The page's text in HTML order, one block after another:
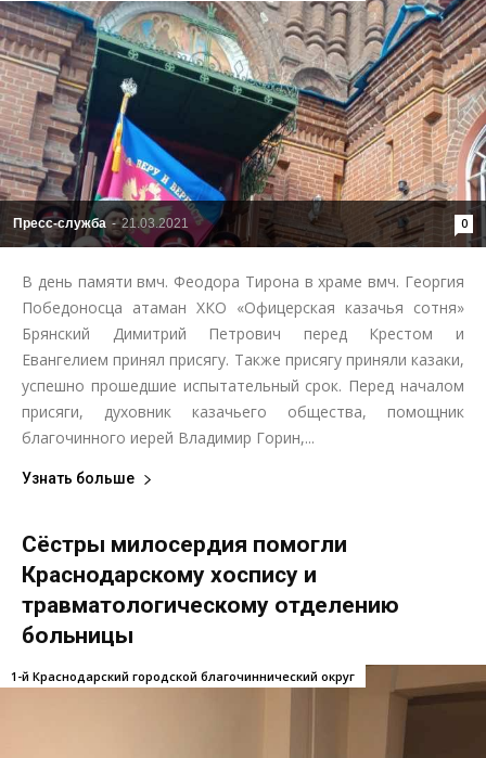
Пресс-служба - 21.03.2021 0
В день памяти вмч. Феодора Тирона в храме вмч. Георгия
Победоносца атаман ХКО «Офицерская казачья сотня»
Брянский Димитрий Петрович перед Крестом и
Евангелием принял присягу. Также присягу приняли казаки,
успешно прошедшие испытательный срок. Перед началом
присяги, духовник казачьего общества, помощник
благочинного иерей Владимир Горин,...
Узнать больше
Сёстры милосердия помогли
Краснодарскому хоспису и
травматологическому отделению
больницы
1-й Краснодарский городской благочиннический округ